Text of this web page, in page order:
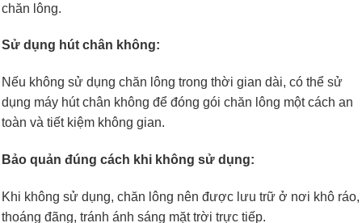
chăn lông.
Sử dụng hút chân không:
Nếu không sử dụng chăn lông trong thời gian dài, có thể sử
dụng máy hút chân không để đóng gói chăn lông một cách an
toàn và tiết kiệm không gian.
Bảo quản đúng cách khi không sử dụng:
Khi không sử dụng, chăn lông nên được lưu trữ ở nơi khô ráo,
thoáng đãng, tránh ánh sáng mặt trời trực tiếp.